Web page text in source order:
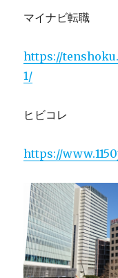
マイナビ転職
https://
1/
ヒビコレ
https://